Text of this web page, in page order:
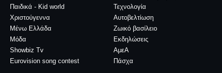
Παιδικά - Kid world
Τεχνολογία
Χριστούγεννα
Αυτοβελτίωση
Μένω Ελλάδα
Ζωικό βασίλειο
Μόδα
Εκδηλώσεις
Showbiz Tv
ΑμεΑ
Eurovision song contest
Πάσχα